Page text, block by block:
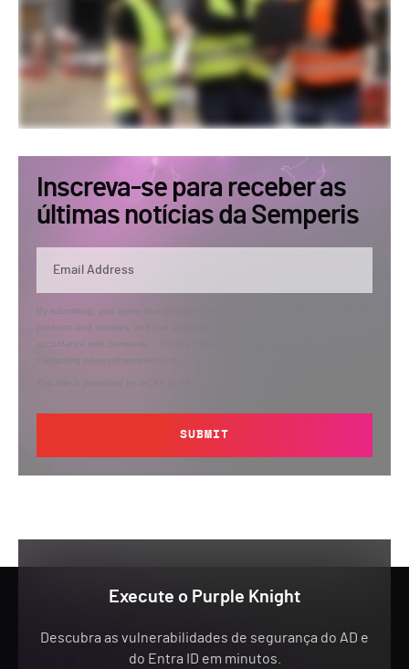
Inscreva-se para receber as
últimas notícias da Semperis
By submitting, you agree that Semperis may send you information regarding its
products and services, and use and process your personal information in
accordance with Semperis’
contacting privacy@semperis.com.
This site is protected by reCAPTCHA.
SUBMIT
Execute o Purple Knight
Descubra as vulnerabilidades de segurança do AD e
do Entra ID em minutos.